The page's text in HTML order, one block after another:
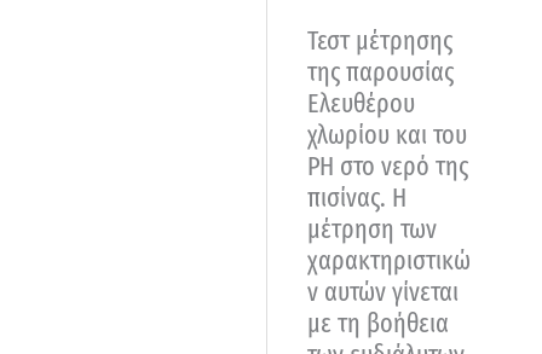
Τεστ μέτρησης
της παρουσίας
Ελευθέρου
χλωρίου και του
ΡΗ στο νερό της
πισίνας. Η
μέτρηση των
χαρακτηριστικώ
ν αυτών γίνεται
με τη βοήθεια